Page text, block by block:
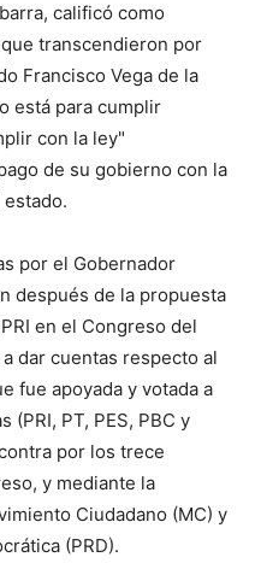
calificó como
transcendieron por
Francisco Vega de la
está para cumplir
con la ley"
de su gobierno con la
por el Gobernador
después de la propuesta
en el Congreso del
dar cuentas respecto al
fue apoyada y votada a
PT, PES, PBC y
por los trece
y mediante la
Ciudadano (MC) y
(PRD).